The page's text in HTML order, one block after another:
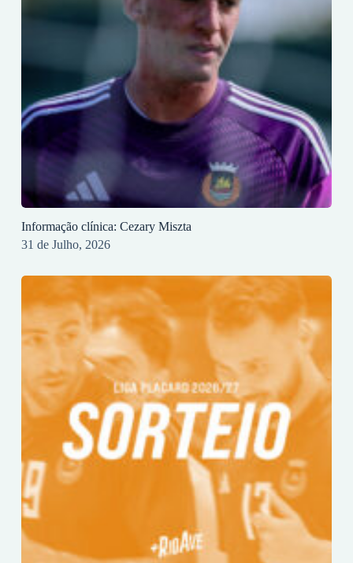
Informação clínica: Cezary Miszta
31 de Julho, 2026